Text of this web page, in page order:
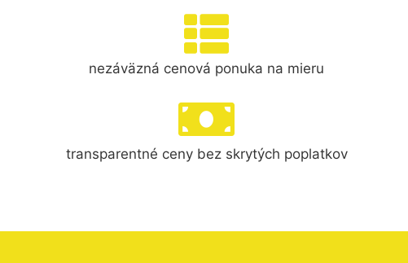
nezáväzná cenová ponuka na mieru
transparentné ceny bez skrytých poplatkov